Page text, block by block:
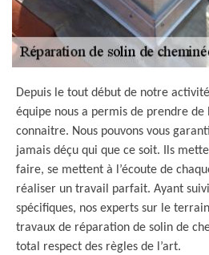
Depuis le tout début de notre
équipe nous a permis de prendre de
connaitre. Nous pouvons vous
jamais déçu qui que ce soit. Ils
faire, se mettent à l’écoute de
réaliser un travail parfait. Ayant
spécifiques, nos experts sur le
travaux de réparation de solin de
total respect des règles de l’art.